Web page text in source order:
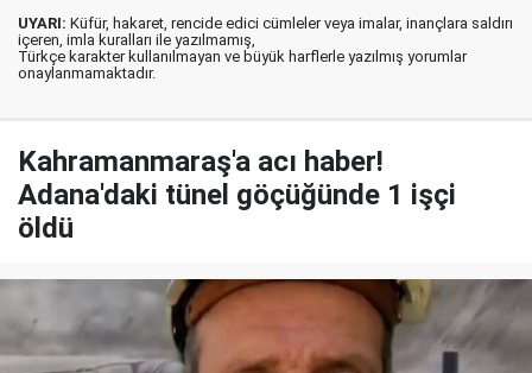
UYARI: Küfür, hakaret, rencide edici cümleler veya imalar, inançlara saldırı
içeren, imla kuralları ile yazılmamış,
Türkçe karakter kullanılmayan ve büyük harflerle yazılmış yorumlar
onaylanmamaktadır.
Kahramanmaraş'a acı haber!
Adana'daki tünel göçüğünde 1 işçi
öldü